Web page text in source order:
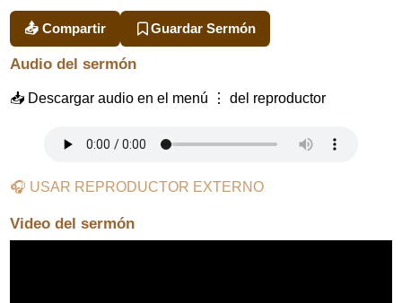
📤 Compartir Guardar Sermón
Audio del sermón
📥 Descargar audio en el menú ⋮ del reproductor
🎧 USAR REPRODUCTOR EXTERNO
Video del sermón